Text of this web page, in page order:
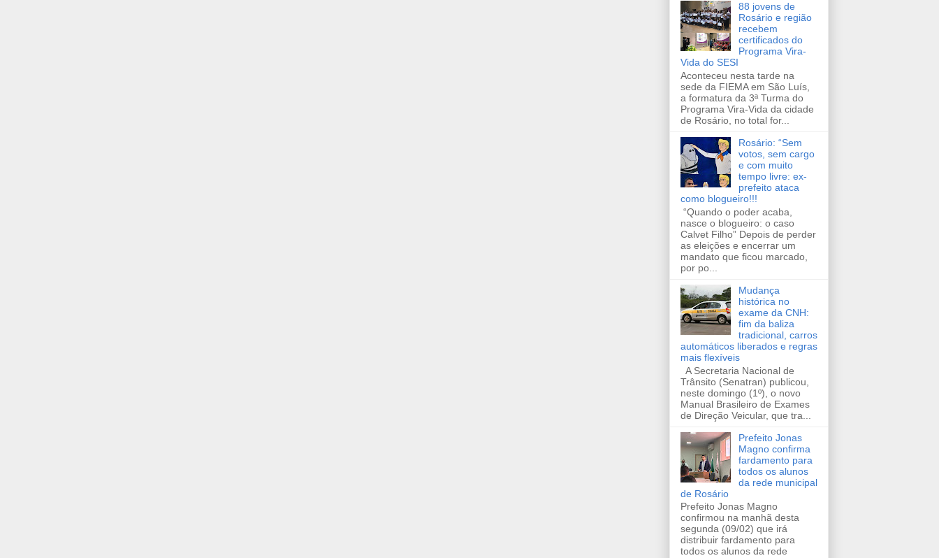
88 jovens de
Rosário e região
recebem
certificados do
Programa Vira-
Vida do SESI
Aconteceu nesta tarde na
sede da FIEMA em São Luís,
a formatura da 3ª Turma do
Programa Vira-Vida da cidade
de Rosário, no total for...
Rosário: “Sem
votos, sem cargo
e com muito
tempo livre: ex-
prefeito ataca
como blogueiro!!!
“Quando o poder acaba,
nasce o blogueiro: o caso
Calvet Filho” Depois de perder
as eleições e encerrar um
mandato que ficou marcado,
por po...
Mudança
histórica no
exame da CNH:
fim da baliza
tradicional, carros
automáticos liberados e regras
mais flexíveis
A Secretaria Nacional de
Trânsito (Senatran) publicou,
neste domingo (1º), o novo
Manual Brasileiro de Exames
de Direção Veicular, que tra...
Prefeito Jonas
Magno confirma
fardamento para
todos os alunos
da rede municipal
de Rosário
Prefeito Jonas Magno
confirmou na manhã desta
segunda (09/02) que irá
distribuir fardamento para
todos os alunos da rede